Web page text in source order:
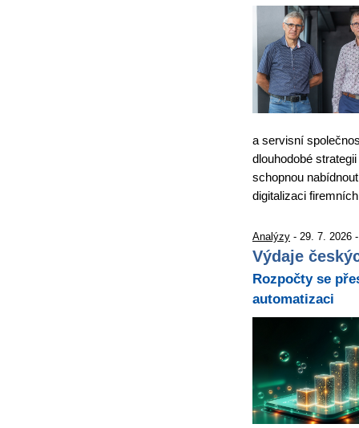
a servisní
dlouhodobé
schopnou
digitalizaci
Analýzy - 29. 7. 2026
Výdaje
Rozpočty se
automatizaci